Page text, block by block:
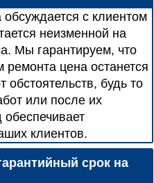
с клиентом
неизменной на
Мы гарантируем, что
цена останется
обстоятельств, будь то
или после их
клиентов.
срок на